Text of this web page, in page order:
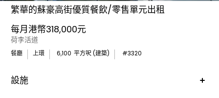
繁華的蘇豪高街優質餐飲/零售單元出租
每月港幣318,000元
荷李活道
餐廳 上環 6,100 平方呎 (建築) #3320
設施